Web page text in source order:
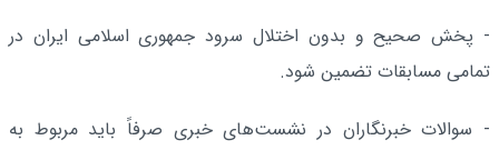
- پخش صحیح و بدون اختلال سرود جمهوری اسلامی ایران در
تمامی مسابقات تضمین شود.
- سوالات خبرنگاران در نشست‌های خبری صرفاً باید مربوط به